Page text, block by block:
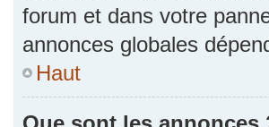
forum et dans votre
annonces globales
Haut